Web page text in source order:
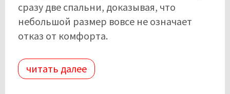
сразу две спальни, доказывая, что
небольшой размер вовсе не означает
отказ от комфорта.
читать далее